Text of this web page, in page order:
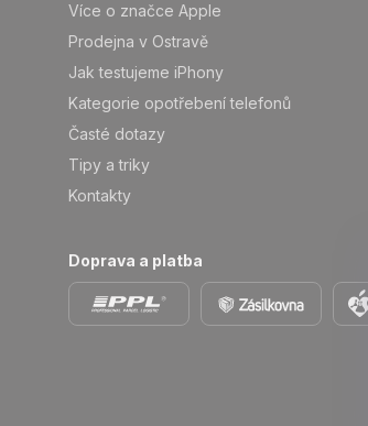
Více o značce Apple
Prodejna v Ostravě
Jak testujeme iPhony
Kategorie opotřebení telefonů
Časté dotazy
Tipy a triky
Kontakty
Doprava a platba